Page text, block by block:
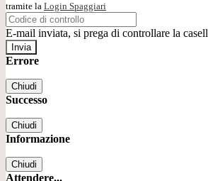
tramite la Login Spaggiari
E-mail inviata, si prega di controllare la
Errore
Chiudi
Successo
Chiudi
Informazione
Chiudi
Attendere...